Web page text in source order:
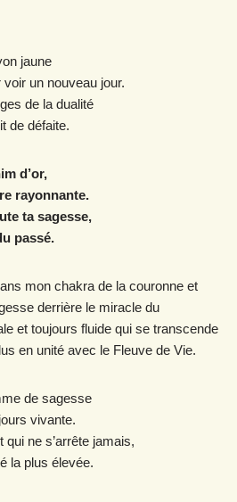
jaune
un nouveau jour.
de la dualité
de défaite.
d’or,
rayonnante.
ta sagesse,
passé.
mon chakra de la couronne et
derrière le miracle du
et toujours fluide qui se transcende
en unité avec le Fleuve de Vie.
de sagesse
vivante.
ne s’arrête jamais,
la plus élevée.